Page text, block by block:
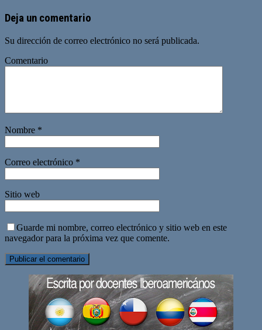
Deja un comentario
Su dirección de correo electrónico no será publicada.
Comentario
Nombre *
Correo electrónico *
Sitio web
Guarde mi nombre, correo electrónico y sitio web en este
navegador para la próxima vez que comente.